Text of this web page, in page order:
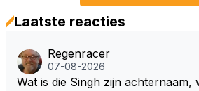
Laatste reacties
Regenracer
07-08-2026
Wat is die Singh zijn achternaam,